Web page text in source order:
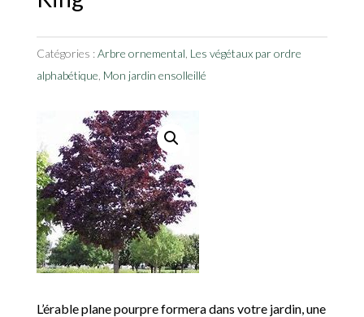
Catégories :Arbre ornemental Les végétaux par ordre
alphabétique Mon jardin ensolleillé
L’érable plane pourpre formera dans votre jardin, une